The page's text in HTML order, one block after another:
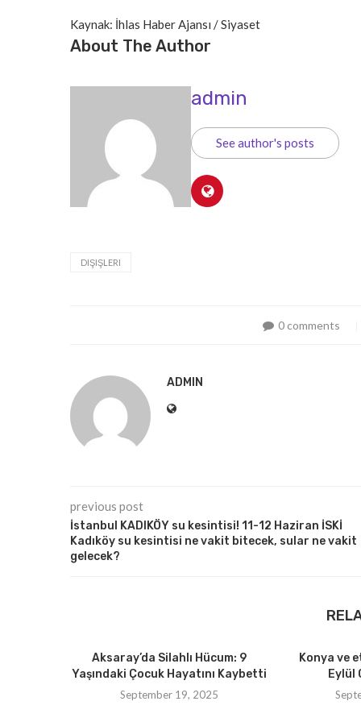
Kaynak: İhlas Haber Ajansı / Siyaset
About The Author
admin
See author's posts
DIŞIŞLERI
0 comments
ADMIN
previous post
İstanbul KADIKÖY su kesintisi! 11-12 Haziran İSKİ
Kadıköy su kesintisi ne vakit bitecek, sular ne vakit
gelecek?
Aksaray’da Silahlı Hücum: 9
Yaşındaki Çocuk Hayatını Kaybetti
September 19, 2025
Konya ve
Eylül